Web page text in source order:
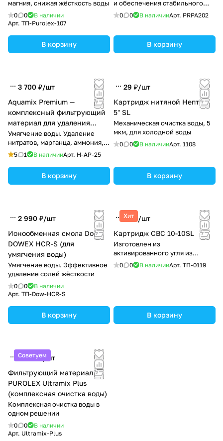
магния, снижая жёсткость воды
0 0
В наличии
Арт. ТП-Purolex-107
В корзину
и обеспечения стабильного
качества воды.
0 0 В наличииАрт. PRPA202
В корзину
3 700 ₽/шт
Aquamix Premium —
комплексный фильтрующий
материал для удаления
железа, марганца и
жесткости воды
Умягчение воды. Удаление
нитратов, марганца, аммония,
тяжелых металлов и
органических соединений
5 1 В наличииАрт. H-AP-25
В корзину
29 ₽/шт
Картридж нитяной Нептун
5" SL
Механическая очистка воды, 5
мкм, для холодной воды
0 0 В наличииАрт. 1108
В корзину
2 990 ₽/шт
Ионообменная смола Dow
DOWEX HCR-S (для
умягчения воды)
Умягчение воды. Эффективное
удаление солей жёсткости
0 0
В наличии
Арт. ТП-Dow-HCR-S
В корзину
Хит
85 ₽/шт
Картридж CBC 10-10SL
Изготовлен из
активированного угля из
антрацита (100%)
0 0 В наличииАрт. ТП-0119
В корзину
Советуем
2 993 ₽/ шт
Фильтрующий материал
PUROLEX Ultramix Plus
(комплексная очистка воды)
Комплексная очистка воды в
одном решении
0 0
В наличии
Арт. Ultramix-Plus